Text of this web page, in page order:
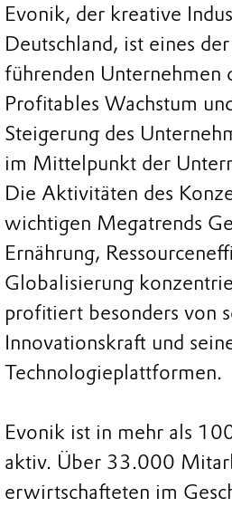
Evonik, der kreative
Deutschland, ist eines
führenden Unternehmen
Profitables Wachstum
Steigerung des
im Mittelpunkt der
Die Aktivitäten des
wichtigen Megatrends
Ernährung,
Globalisierung
profitiert besonders von
Innovationskraft und
Technologieplattformen.
Evonik ist in mehr als
aktiv. Über 33.000
erwirtschafteten im